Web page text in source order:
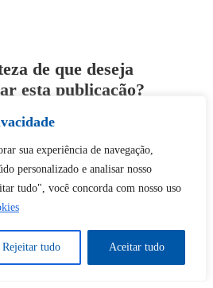
sua experiência de navegação,
personalizado e analisar nosso
tudo", você concorda com nosso uso
Rejeitar tudo Aceitar tudo
de que deseja
esta publicação?
Sim Não